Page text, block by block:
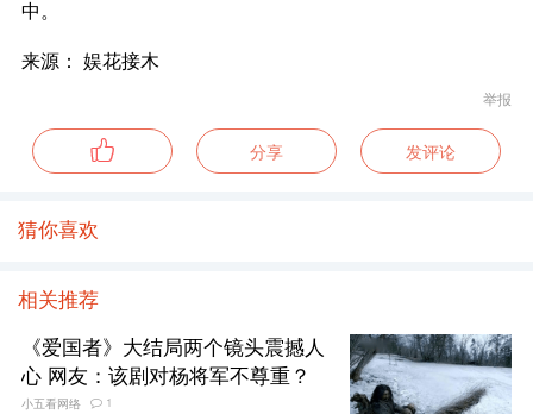
中。
来源： 娱花接木
举报
分享 发评论
猜你喜欢
相关推荐
《爱国者》大结局两个镜头震撼人
心 网友：该剧对杨将军不尊重？
小五看网络 1